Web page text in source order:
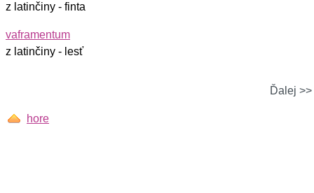
z latinčiny - finta
vaframentum
z latinčiny - lesť
Ďalej >>
hore